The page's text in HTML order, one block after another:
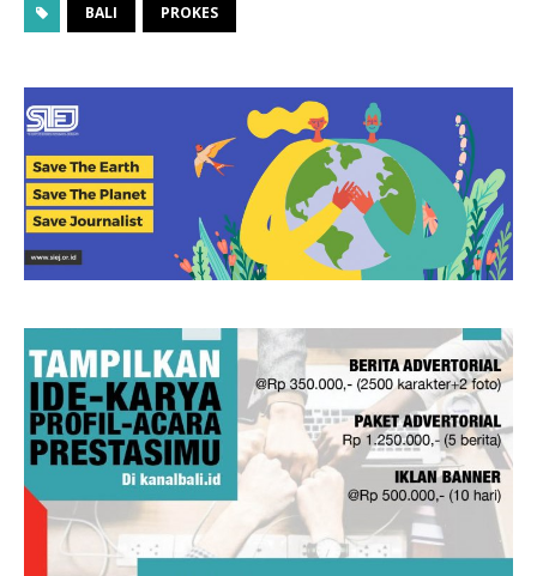
BALI PROKES